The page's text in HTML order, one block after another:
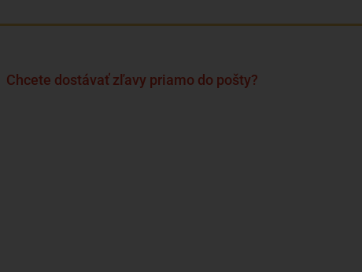
Chcete dostávať zľavy priamo do pošty?